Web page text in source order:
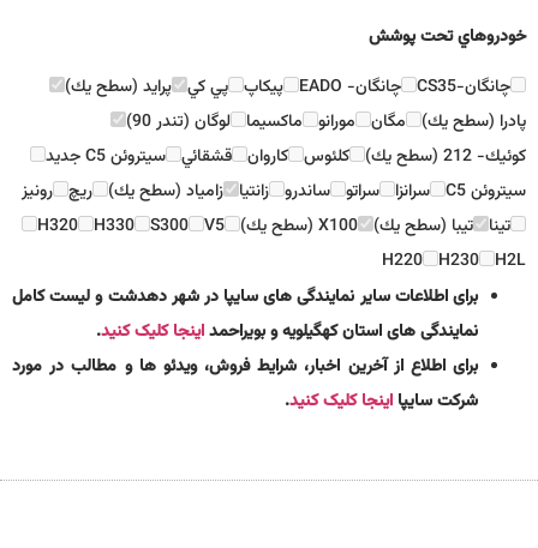
خودروهاي تحت پوشش
چانگان-CS35
چانگان- EADO پيكاپ پي كي پرايد (سطح يك)
پادرا (سطح يك) مگان مورانو ماكسيما لوگان (تندر 90)
كوئيك- 212 (سطح يك)
كلئوس كاروان قشقائي سيتروئن C5 جديد
سيتروئن C5
سرانزا سراتو ساندرو زانتيا زامياد (سطح يك) ريچ رونيز
تينا تيبا (سطح يك) X100 (سطح يك) V5
S300
H330
H320
H2L
H230
H220
برای اطلاعات سایر نمایندگی های سایپا در شهر دهدشت و لیست کامل
نمایندگی های استان کهگیلویه و بویراحمداینجا کلیک کنید.
برای اطلاع از آخرین اخبار، شرایط فروش، ویدئو ها و مطالب در مورد
شرکت سایپااینجا کلیک کنید.